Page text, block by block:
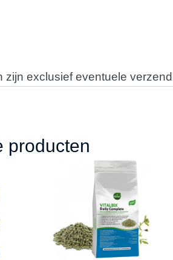
zijn exclusief eventuele
producten